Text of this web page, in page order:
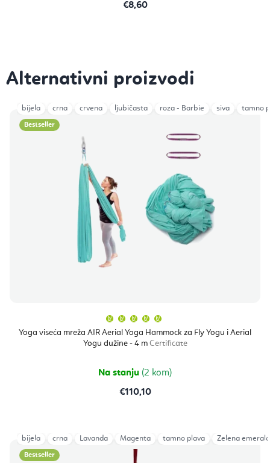
€8,60
Bestseller
Yoga viseća mreža AIR Aerial Yoga Hammock za Fly Yogu i Aerial
Yogu dužine - 4 m Certificate
proizvoda
je
5,0
zvjezdica.
Na stanju (2 kom)
€110,10
bijela crna crvena ljubičasta roza - Barbie siva tamno
Bestseller
bijela crna Lavanda Magenta tamno plava Zelena emerald